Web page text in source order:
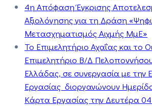
4η Απόφαση Έγκρισης
Αξιολόγησης για τη Δράση
Μετασχηματισμός Αιχμής ΜμΕ»
Το Επιμελητήριο Αχαΐας και το
Επιμελητήριο Β/Δ
Ελλάδας, σε συνεργασία με την
Εργασίας διοργανώνουν
Κάρτα Εργασίας την Δευτέρα